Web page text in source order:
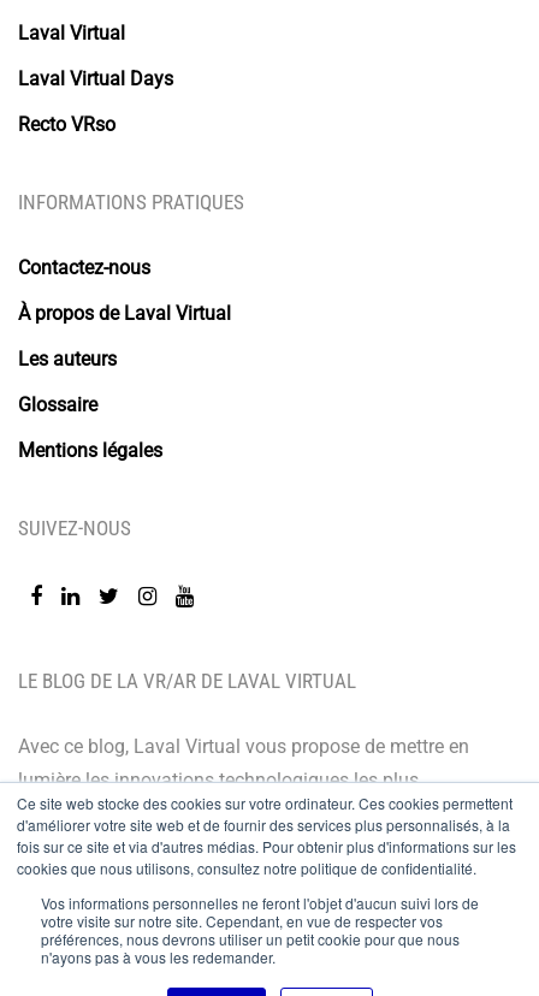
Ce site web stocke des cookies sur votre ordinateur. Ces cookies permettent
d'améliorer votre site web et de fournir des services plus personnalisés, à la
fois sur ce site et via d'autres médias. Pour obtenir plus d'informations sur les
cookies que nous utilisons, consultez notre politique de confidentialité.
Vos informations personnelles ne feront l'objet d'aucun suivi lors de
votre visite sur notre site. Cependant, en vue de respecter vos
préférences, nous devrons utiliser un petit cookie pour que nous
n'ayons pas à vous les redemander.
LE BLOG DE LA VR/AR DE LAVAL VIRTUAL
Avec ce blog, Laval Virtual vous propose de mettre en
lumière les innovations technologiques les plus
récentes et les dernières tendances. Orienté BtoB, le
blog de Laval Virtual s’adresse à tous ceux qui désirent
mieux comprendre et mieux maîtriser les technologies
immersives, les intégrer à leur chaîne de valeur ou
encore anticiper leurs évolutions.
Laval Virtual
Laval Virtual Days
Recto VRso
INFORMATIONS PRATIQUES
Contactez-nous
À propos de Laval Virtual
Les auteurs
Glossaire
Mentions légales
SUIVEZ-NOUS